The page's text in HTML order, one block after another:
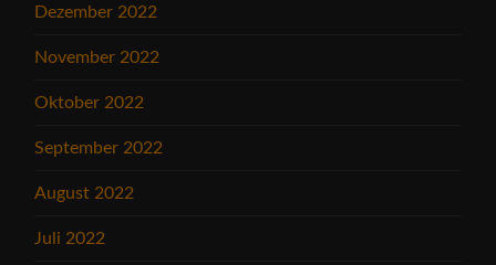
Dezember 2022
November 2022
Oktober 2022
September 2022
August 2022
Juli 2022